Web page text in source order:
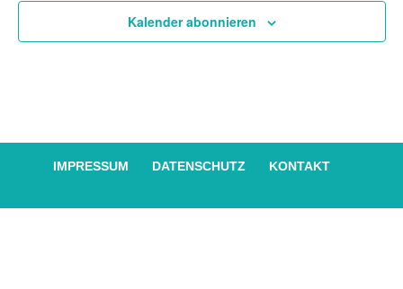
Kalender abonnieren
IMPRESSUM DATENSCHUTZ KONTAKT